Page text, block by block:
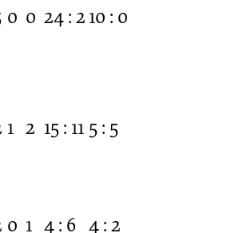
0 0 24 : 210 : 0
1 2 15 : 11 5 : 5
0 1 4 : 6 4 : 2